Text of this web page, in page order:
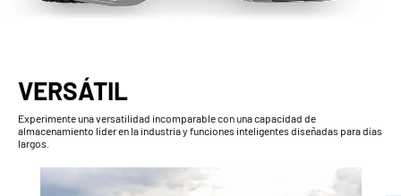
VERSÁTIL
Experimente una versatilidad incomparable con una capacidad de
almacenamiento líder en la industria y funciones inteligentes diseñadas para días
largos.